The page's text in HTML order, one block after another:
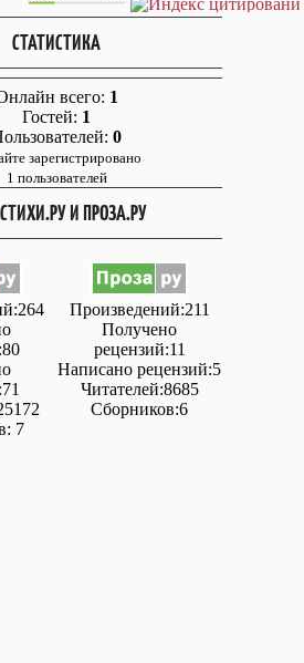
СТАТИСТИКА
всего: 1
Гостей: 1
0
зарегистрировано
1 пользователей
И ПРОЗА.РУ
7
Произведений:211
Получено
рецензий:11
Написано рецензий:5
Читателей:8685
Сборников:6